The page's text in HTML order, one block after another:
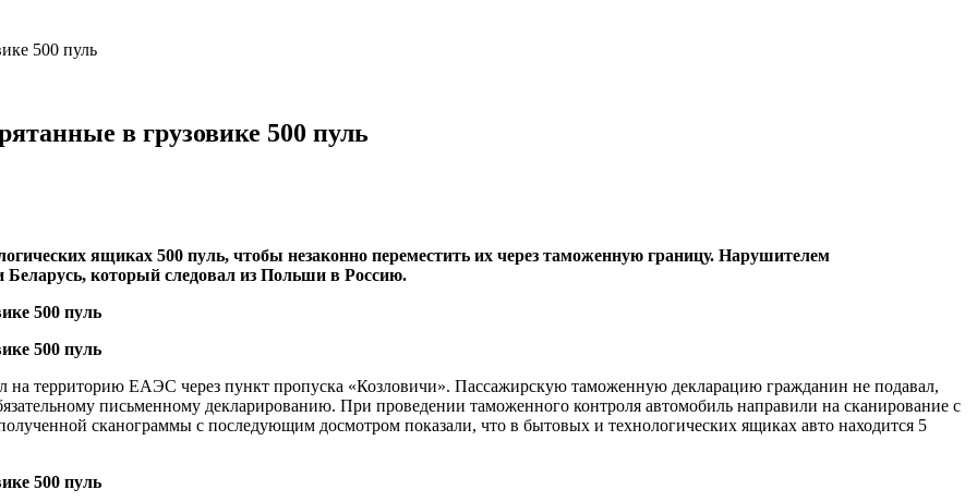
500 пуль
в грузовике 500 пуль
ящиках 500 пуль, чтобы незаконно переместить их через таможенную границу. Нарушителем
Беларусь, который следовал из Польши в Россию.
на территорию ЕАЭС через пункт пропуска «Козловичи». Пассажирскую таможенную декларацию гражданин не подавал,
письменному декларированию. При проведении таможенного контроля автомобиль направили на сканирование с
сканограммы с последующим досмотром показали, что в бытовых и технологических ящиках авто находится 5